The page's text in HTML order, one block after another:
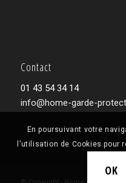
Contact
01 43 54 34 14
info@home-garde-
En poursuivant votre
l’utilisation de Cookies
OK